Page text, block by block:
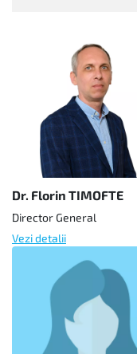
Dr. Florin TIMOFTE
Director General
Vezi detalii